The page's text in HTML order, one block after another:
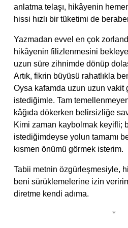
anlatma telaşı, hikâyenin
hissi hızlı bir tüketimi de
Yazmadan evvel en çok
hikâyenin filizlenmesini
uzun süre zihnimde dönüp
Artık, fikrin büyüsü rahatlıkla
Oysa kafamda uzun uzun vakit
istediğimle. Tam
kâğıda dökerken belirsizliğe
Kimi zaman kaybolmak keyifli;
istediğimdeyse yolun tamamı
kısmen önümü görmek isterim.
Tabii metnin özgürleşmesiyle,
beni sürüklemelerine izin
diretme kendi adıma.
*